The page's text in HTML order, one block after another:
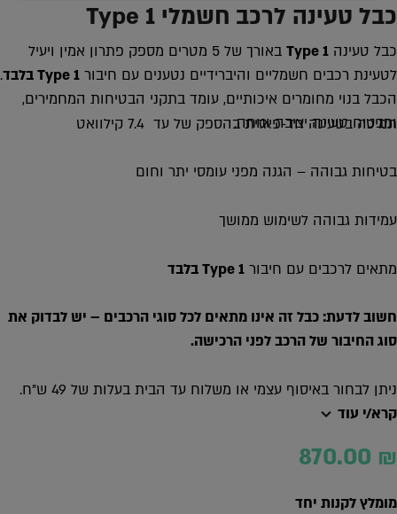
כבל טעינה לרכב חשמלי Type 1
כבל טעינה Type 1
באורך של 5 מטרים מספק פתרון אמין ויעיל
לטעינת רכבים חשמליים והיברידיים נטענים עם חיבור Type 1בלבד.
הכבל בנוי מחומרים איכותיים, עומד בתקני הבטיחות המחמירים,
ומבטיח טעינה יציבה ונוחה.
תמיכה בטעינה חד-פאזית בהספק של עד 7.4 קילוואט
בטיחות גבוהה – הגנה מפני עומסי יתר וחום
עמידות גבוהה לשימוש ממושך
מתאים לרכבים עם חיבור Type 1בלבד
חשוב לדעת: כבל זה אינו מתאים לכל סוגי הרכבים – יש לבדוק את
סוג החיבור של הרכב לפני הרכישה.
ניתן לבחור באיסוף עצמי או משלוח עד הבית בעלות של 49 ש”ח.
קרא/י עוד
870.00 ₪
מומלץ לקנות יחד